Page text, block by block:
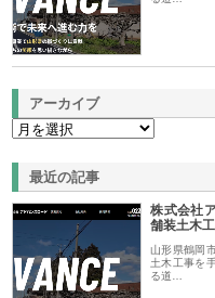
アーカイブ
最近の記事
株式会社
舗装土木
山形県鶴岡
土木工事を
る道…